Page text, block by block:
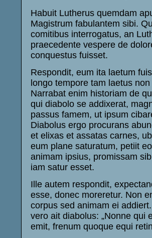
Habuit Lutherus quemdam
Magistrum fabulantem sibi.
comitibus interrogatus, an
praecedente vespere de
conquestus fuisset.
Respondit, eum ita laetum
longo tempore tam laetus
Narrabat enim historiam de
qui diabolo se addixerat,
passus famem, ut ipsum
Diabolus ergo procurans
et elixas et assatas carnes,
eum plane saturatum, petiit eo
animam ipsius, promissam
iam satur esset.
Ille autem respondit,
esse, donec moreretur. Non
corpus sed animam ei
vero ait diabolus: „Nonne qui
emit, frenum quoque equi